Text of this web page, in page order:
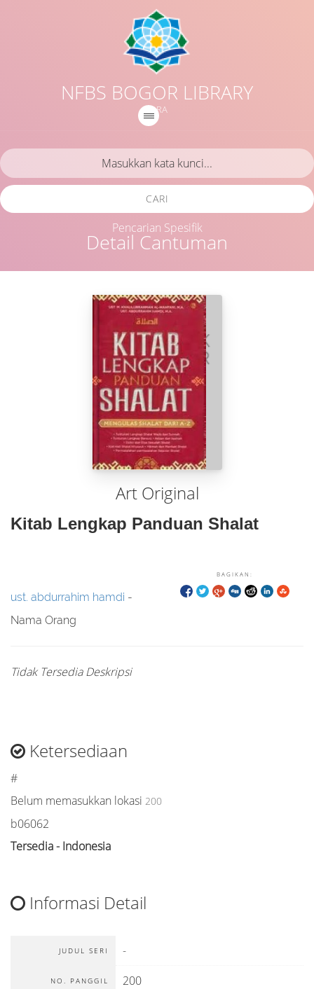
NFBS BOGOR LIBRARY
IQRA
Detail Cantuman
CARI
Pencarian Spesifik
Art Original
Kitab Lengkap Panduan Shalat
BAGIKAN:
ust. abdurrahim hamdi -
Nama Orang
Tidak Tersedia Deskripsi
Ketersediaan
#
Belum memasukkan lokasi 200
b06062
Tersedia - Indonesia
Informasi Detail
JUDUL SERI -
NO. PANGGIL 200